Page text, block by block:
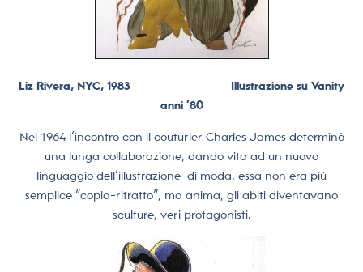
Liz Rivera, NYC, 1983 Illustrazione su Vanity
anni ’80
Nel 1964 l’incontro con il couturier Charles James determinò
una lunga collaborazione, dando vita ad un nuovo
linguaggio dell’illustrazione di moda, essa non era più
semplice “copia-ritratto”, ma anima, gli abiti diventavano
sculture, veri protagonisti.